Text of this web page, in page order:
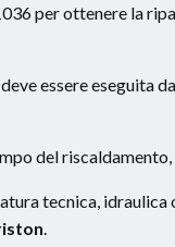
per ottenere la
essere eseguita
del
tecnica,